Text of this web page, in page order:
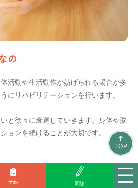
の
活動や生活動作が妨げられる場合が多
にリハビリテーションを行います。
と徐々に衰退していきます。身体や脳
ョンを続けることが大切です。
TOP
予約 問診